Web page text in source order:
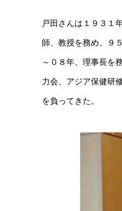
戸田さんは１９３１
師、教授を務め、９
～０８年、理事長を
力会、アジア保健研
を負ってきた。